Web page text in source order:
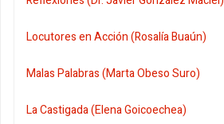
Locutores en Acción (Rosalía Buaún)
Malas Palabras (Marta Obeso Suro)
La Castigada (Elena Goicoechea)